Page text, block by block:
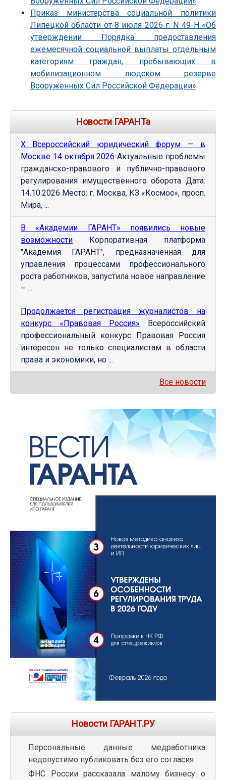
Приказ министерства социальной политики
Липецкой области от 8 июля 2026 г. N 49-Н «Об
утверждении Порядка предоставления
ежемесячной социальной выплаты отдельным
категориям граждан, пребывающих в
мобилизационном людском резерве
Вооруженных Сил Российской Федерации»
Новости ГАРАНТа
Х Всероссийский юридический форум — в
Москве 14 октября 2026 Актуальные проблемы
гражданско-правового и публично-правового
регулирования имущественного оборота Дата:
14.10.2026 Место: г. Москва, КЗ «Космос», просп.
Мира, ...
В «Академии ГАРАНТ» появились новые
возможности Корпоративная платформа
"Академия ГАРАНТ", предназначенная для
управления процессами профессионального
роста работников, запустила новое направление
– ...
Продолжается регистрация журналистов на
конкурс «Правовая Россия» Всероссийский
профессиональный конкурс Правовая Россия
интересен не только специалистам в области
права и экономики, но ...
Все новости
Новости ГАРАНТ.РУ
Персональные данные медработника
недопустимо публиковать без его согласия
ФНС России рассказала малому бизнесу о